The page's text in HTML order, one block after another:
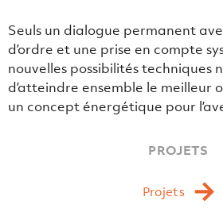
Seuls un dialogue permanent
d’ordre et une prise en compte
nouvelles possibilités techniques
d’atteindre ensemble le meilleur
un concept énergétique pour
PROJETS
Projets